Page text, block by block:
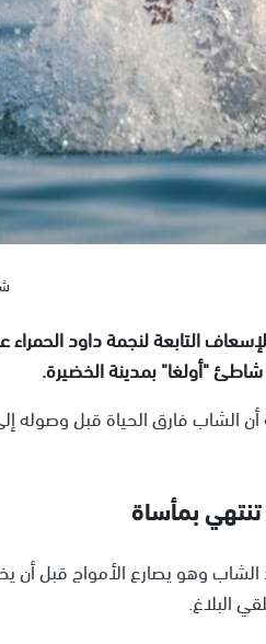
"أولغا" بمدينة الخضيرة.
الشاب فارق الحياة قبل وصوله
بمأساة
وهو يصارع الأمواج قبل أن
البلاغ.